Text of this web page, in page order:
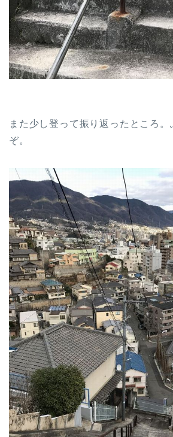
また少し登って振り返ったところ
ぞ。